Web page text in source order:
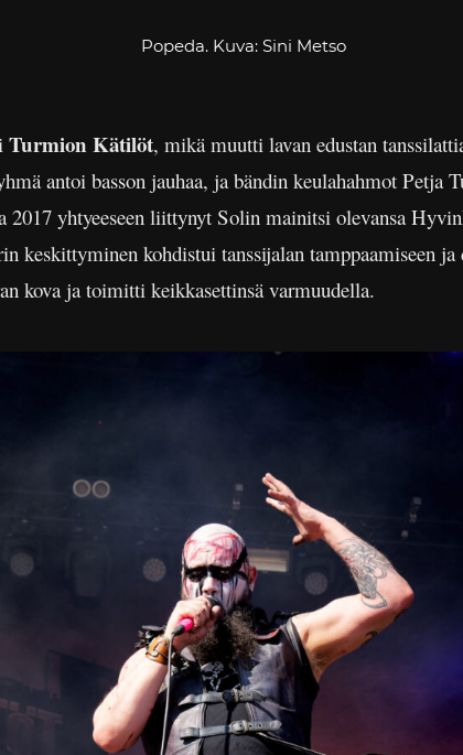
Popeda. Kuva: Sini Metso
Turmion Kätilöt, mikä muutti lavan edustan
antoi basson jauhaa, ja bändin keulahahmot Petja
2017 yhtyeeseen liittynyt Solin mainitsi olevansa
keskittyminen kohdistui tanssijalan tamppaamiseen ja
kova ja toimitti keikkasettinsä varmuudella.